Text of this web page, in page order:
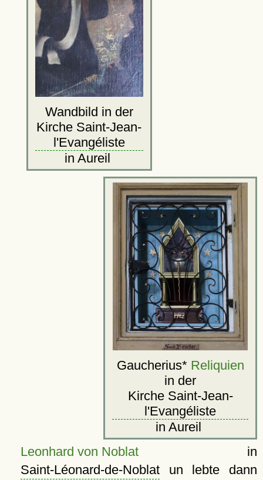
Wandbild in der
Kirche Saint-Jean-
l'Evangéliste
in Aureil
Gaucherius* Reliquien
in der
Kirche Saint-Jean-
l'Evangéliste
in Aureil
Leonhard von Noblatin
Saint-Léonard-de-Noblatun lebte dann